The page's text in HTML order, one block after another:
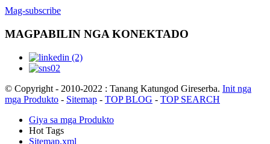
Mag-subscribe
MAGPABILIN NGA KONEKTADO
© Copyright - 2010-2022 : Tanang Katungod Gireserba. Init nga
mga Produkto - Sitemap - TOP BLOG - TOP SEARCH
Giya sa mga Produkto
Hot Tags
Sitemap.xml